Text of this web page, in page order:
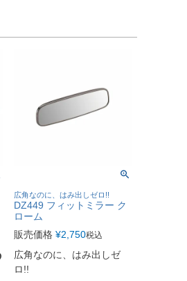
広角なのに、はみ出しゼロ!!
DZ449 フィットミラー ク
ローム
販売価格 ¥2,750税込
広角なのに、はみ出しゼ
ロ!!